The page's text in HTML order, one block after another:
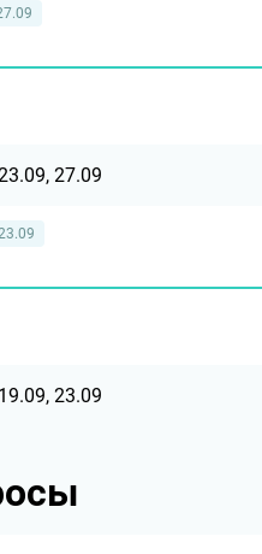
27.09
23.09